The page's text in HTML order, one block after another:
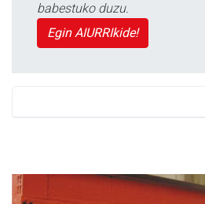
babestuko duzu.
Egin AIURRIkide!